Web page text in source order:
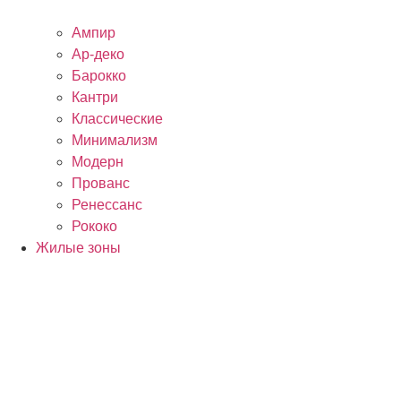
Ампир
Ар-деко
Барокко
Кантри
Классические
Минимализм
Модерн
Прованс
Ренессанс
Рококо
Жилые зоны